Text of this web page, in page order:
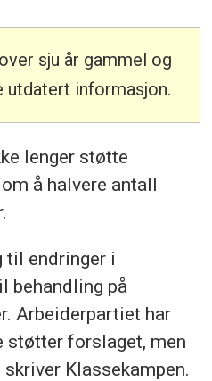
sju år gammel og
utdatert informasjon.
lenger støtte
å halvere antall
til endringer i
behandling på
Arbeiderpartiet har
støtter forslaget, men
Klassekampen.